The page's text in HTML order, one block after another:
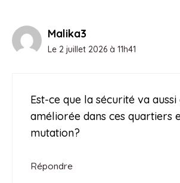
Malika3
Le 2 juillet 2026 à 11h41
Est-ce que la sécurité va
améliorée dans ces quartiers
mutation?
Répondre